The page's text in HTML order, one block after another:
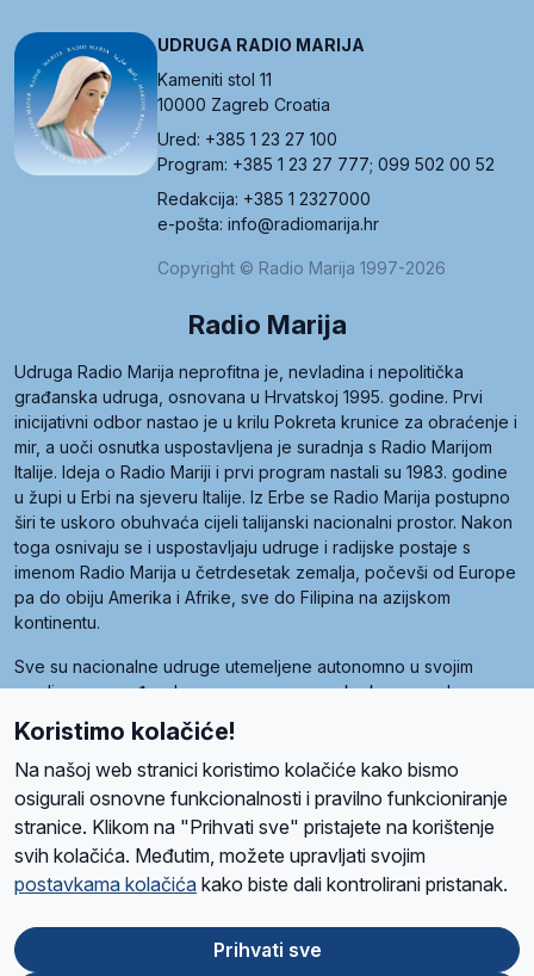
UDRUGA RADIO MARIJA
Kameniti stol 11
10000 Zagreb Croatia
Ured: +385 1 23 27 100
Program: +385 1 23 27 777; 099 502 00 52
Redakcija: +385 1 2327000
e-pošta: info@radiomarija.hr
Copyright © Radio Marija 1997-2026
Radio Marija
Udruga Radio Marija neprofitna je, nevladina i nepolitička
građanska udruga, osnovana u Hrvatskoj 1995. godine. Prvi
inicijativni odbor nastao je u krilu Pokreta krunice za obraćenje i
mir, a uoči osnutka uspostavljena je suradnja s Radio Marijom
Italije. Ideja o Radio Mariji i prvi program nastali su 1983. godine
u župi u Erbi na sjeveru Italije. Iz Erbe se Radio Marija postupno
širi te uskoro obuhvaća cijeli talijanski nacionalni prostor. Nakon
toga osnivaju se i uspostavljaju udruge i radijske postaje s
imenom Radio Marija u četrdesetak zemalja, počevši od Europe
pa do obiju Amerika i Afrike, sve do Filipina na azijskom
kontinentu.
Sve su nacionalne udruge utemeljene autonomno u svojim
zemljama, a međusobna su povezane preko krovne udruge
pod nazivom Svjetska obitelj Radio Marije (World Family of
Radio Maria). Svjetsku obitelj utemeljilo je sedam članica, među
kojima je i hrvatska Udruga Radio Marija.
O namaRadio ProgramVolonteriPrijateljiKontaktPravila privatnosti
Ova stranica je zaštićena Google reCAPTCHA sustavom
Koristimo kolačiće!
Na našoj web stranici koristimo kolačiće kako bismo
osigurali osnovne funkcionalnosti i pravilno funkcioniranje
stranice. Klikom na "Prihvati sve" pristajete na korištenje
svih kolačića. Međutim, možete upravljati svojim
postavkama kolačića kako biste dali kontrolirani pristanak.
Prihvati sve